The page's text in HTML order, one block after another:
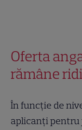
Oferta
rămâne
În funcție de
aplicanți